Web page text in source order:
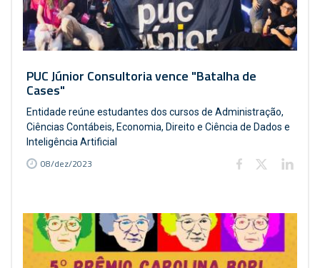
PUC Júnior Consultoria vence "Batalha de
Cases"
Entidade reúne estudantes dos cursos de Administração,
Ciências Contábeis, Economia, Direito e Ciência de Dados e
Inteligência Artificial
08/dez/2023